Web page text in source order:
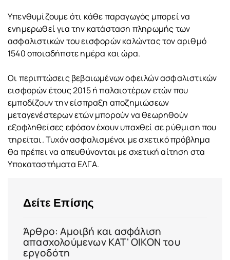
Υπενθυμίζουμε ότι κάθε παραγωγός μπορεί να
ενημερωθεί για την κατάσταση πληρωμής των
ασφαλιστικών του εισφορών καλώντας τον αριθμό
1540 οποιαδήποτε ημέρα και ώρα.
Οι περιπτώσεις βεβαιωμένων οφειλών ασφαλιστικών
εισφορών έτους 2015 ή παλαιοτέρων ετών που
εμποδίζουν την είσπραξη αποζημιώσεων
μεταγενέστερων ετών μπορούν να θεωρηθούν
εξοφληθείσες εφόσον έχουν υπαχθεί σε ρύθμιση που
τηρείται. Τυχόν ασφαλισμένοι με σχετικό πρόβλημα
θα πρέπει να απευθύνονται με σχετική αίτηση στα
Υποκαταστήματα ΕΛΓΑ.
Δείτε Επίσης
Άρθρο: Αμοιβή και ασφάλιση
απασχολούμενων ΚΑΤ' ΟΙΚΟΝ του
εργοδότη